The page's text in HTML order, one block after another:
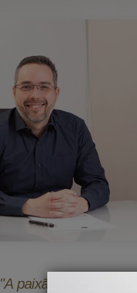
"A paixão pela